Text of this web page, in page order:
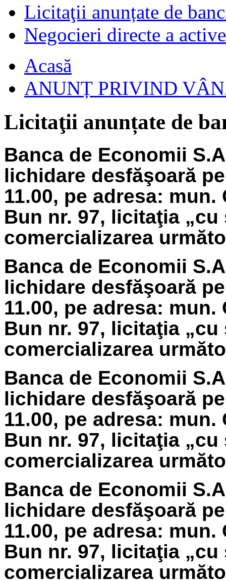
Licitaţii anunțate de
Negocieri directe a
Acasă
ANUNȚ PRIVIND
Licitaţii anunțate de
Banca de Economii
lichidare desfăşoară
11.00, pe adresa:
Bun nr. 97, licitaţia
comercializarea
Banca de Economii
lichidare desfăşoară
11.00, pe adresa:
Bun nr. 97, licitaţia
comercializarea
Banca de Economii
lichidare desfăşoară
11.00, pe adresa:
Bun nr. 97, licitaţia
comercializarea
Banca de Economii
lichidare desfăşoară
11.00, pe adresa:
Bun nr. 97, licitaţia
comercializarea